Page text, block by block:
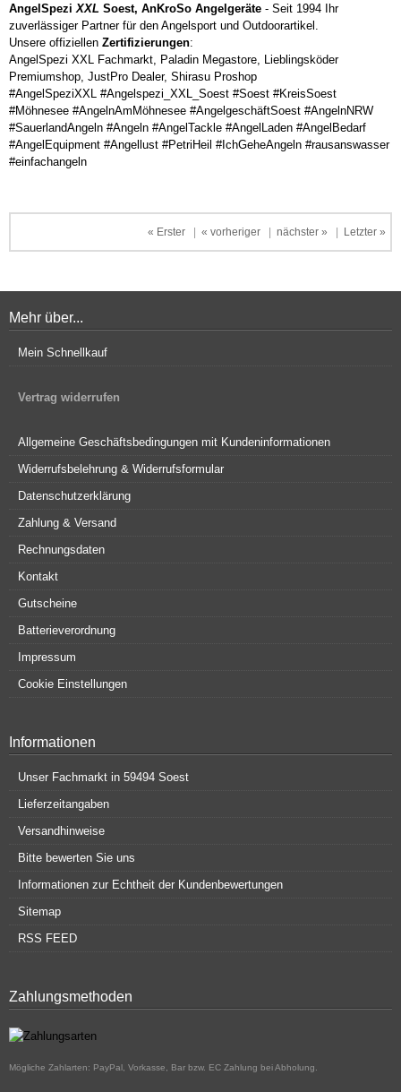
AngelSpeziXXL Soest, AnKroSo Angelgeräte - Seit 1994 Ihr
zuverlässiger Partner für den Angelsport und Outdoorartikel.
Unsere offiziellen Zertifizierungen:
AngelSpezi XXL Fachmarkt, Paladin Megastore, Lieblingsköder
Premiumshop, JustPro Dealer, Shirasu Proshop
#AngelSpeziXXL #Angelspezi_XXL_Soest #Soest #KreisSoest
#Möhnesee #AngelnAmMöhnesee #AngelgeschäftSoest #AngelnNRW
#SauerlandAngeln #Angeln #AngelTackle #AngelLaden #AngelBedarf
#AngelEquipment #Angellust #PetriHeil #IchGeheAngeln #rausanswasser
#einfachangeln
« Erster « vorheriger nächster » Letzter »
Mehr über...
Mein Schnellkauf
Vertrag widerrufen
Allgemeine Geschäftsbedingungen mit Kundeninformationen
Widerrufsbelehrung & Widerrufsformular
Datenschutzerklärung
Zahlung & Versand
Rechnungsdaten
Kontakt
Gutscheine
Batterieverordnung
Impressum
Cookie Einstellungen
Informationen
Unser Fachmarkt in 59494 Soest
Lieferzeitangaben
Versandhinweise
Bitte bewerten Sie uns
Informationen zur Echtheit der Kundenbewertungen
Sitemap
RSS FEED
Zahlungsmethoden
Mögliche Zahlarten: PayPal, Vorkasse, Bar bzw. EC Zahlung bei Abholung.